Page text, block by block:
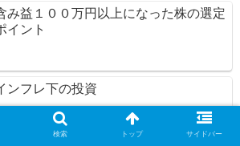
み益１００万円以上になった株の選定
イント
ンフレ下の投資
検索 トップ サイドバー